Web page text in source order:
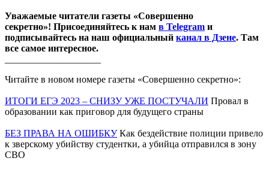
Уважаемые читатели газеты «Совершенно
секретно»! Присоединяйтесь к нам в Telegram и
подписывайтесь на наш официальный канал в Дзене. Там
все самое интересное.
Читайте в новом номере газеты «Совершенно секретно»:
ИТОГИ ЕГЭ 2023 – СНИЗУ УЖЕ ПОСТУЧАЛИ Провал в
образовании как приговор для будущего страны
БЕЗ ПРАВА НА ОШИБКУКак бездействие полиции привело
к зверскому убийству студентки, а убийца отправился в зону
СВО